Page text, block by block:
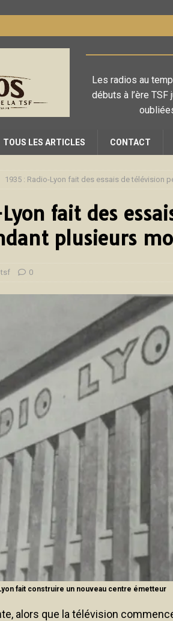
Les radios au
débuts à l’ère
TOUS LES ARTICLES CONTACT
1935 : Radio-Lyon fait des essais de télévision
fait des
plusieurs
0
fait construire un nouveau centre émetteur
alors que la télévision